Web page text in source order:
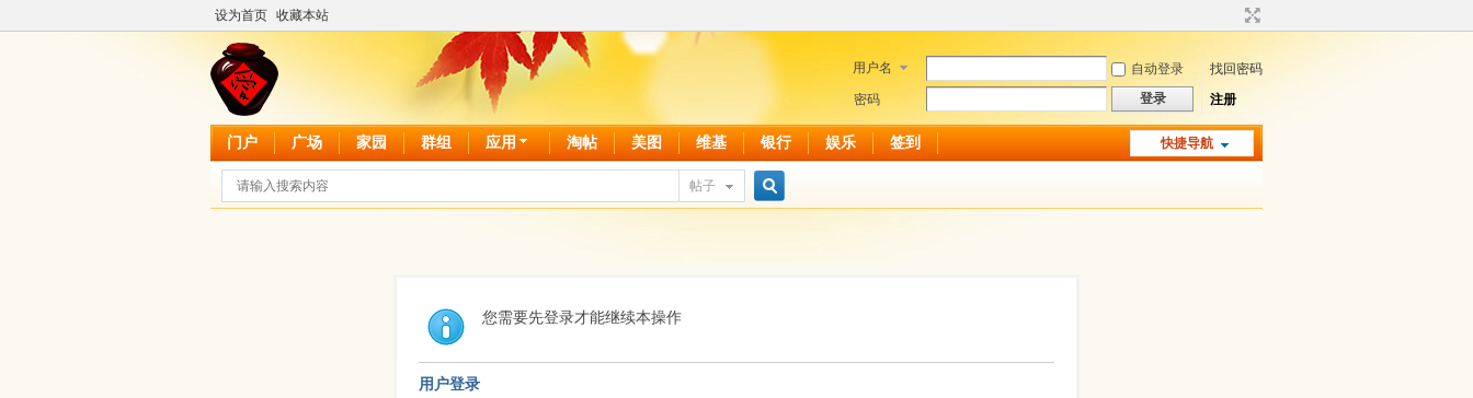
设为首页 收藏本站
用户名 自动登录
找回密码
密码
登录 注册
快捷导航
门户 广场 家园 群组 应用 淘帖 美图 维基 银行 娱乐 签到
帖子
您需要先登录才能继续本操作
用户登录